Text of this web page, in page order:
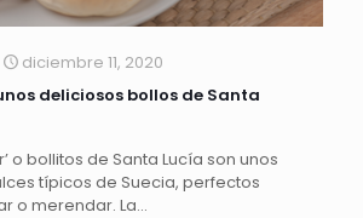
diciembre 11, 2020
deliciosos bollos de Santa
o bollitos de Santa Lucía son unos
típicos de Suecia, perfectos
o merendar. La…